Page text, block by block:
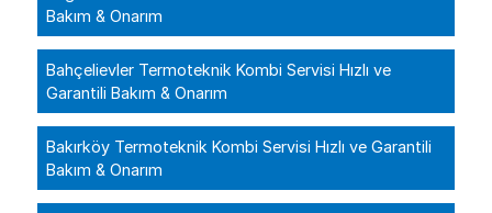
Bakım & Onarım
Bahçelievler Termoteknik Kombi Servisi Hızlı ve
Garantili Bakım & Onarım
Bakırköy Termoteknik Kombi Servisi Hızlı ve Garantili
Bakım & Onarım